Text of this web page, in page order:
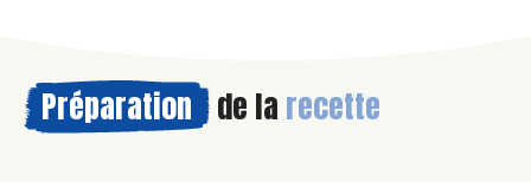
Préparation de la recette